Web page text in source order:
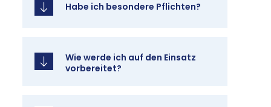
Ha­be ich be­son­de­re Pflich­ten?
Wie wer­de ich auf den Ein­satz
vor­be­rei­tet?